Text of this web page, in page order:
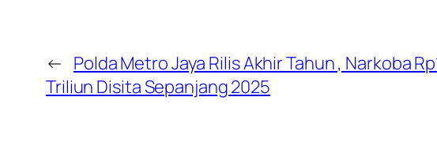
← Polda Metro Jaya Rilis Akhir Tahun , Narkoba
Triliun Disita Sepanjang 2025